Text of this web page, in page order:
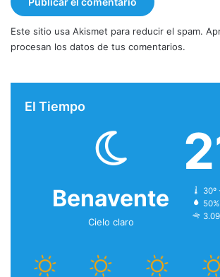
Este sitio usa Akismet para reducir el spam.
procesan los datos de tus comentarios.
El Tiempo
Benavente
Cielo claro
30º
50%